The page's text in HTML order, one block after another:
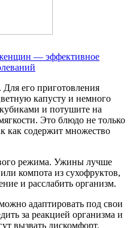
— эффективное
его приготовления
капусту и немного
и потушите на
Это блюдо не только
как содержит множество
режима. Ужины лучше
компота из сухофруктов,
и расслабить организм.
адаптировать под свои
за реакцией организма и
вызвать дискомфорт.